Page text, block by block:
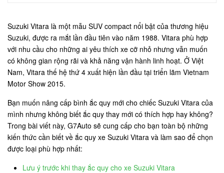
Suzuki Vitara là một mẫu SUV compact nổi bật của thương hiệu
Suzuki, được ra mắt lần đầu tiên vào năm 1988. Vitara phù hợp
với nhu cầu cho những ai yêu thích xe cỡ nhỏ nhưng vẫn muốn
có không gian rộng rãi và khả năng vận hành linh hoạt. Ở Việt
Nam, Vitara thế hệ thứ 4 xuất hiện lần đầu tại triển lãm Vietnam
Motor Show 2015.
Bạn muốn nâng cấp bình ắc quy mới cho chiếc Suzuki Vitara của
mình nhưng không biết ắc quy thay mới có thích hợp hay không?
Trong bài viết này, G7Auto sẽ cung cấp cho bạn toàn bộ những
kiến thức cần biết về ắc quy xe Suzuki Vitara và làm sao để chọn
được loại phù hợp nhất:
Lưu ý trước khi thay ắc quy cho xe Suzuki Vitara